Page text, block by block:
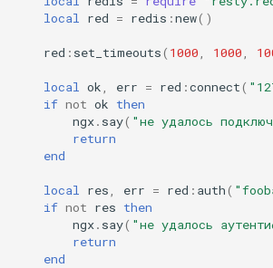
local
red = redis :new()
red : set_timeouts( 1000 1000
local ok err = red :connect(
if not ok then
ngx. say( "не удалось
return
end
local res err = red : auth(
if not res then
ngx. say( "не удалось
return
end